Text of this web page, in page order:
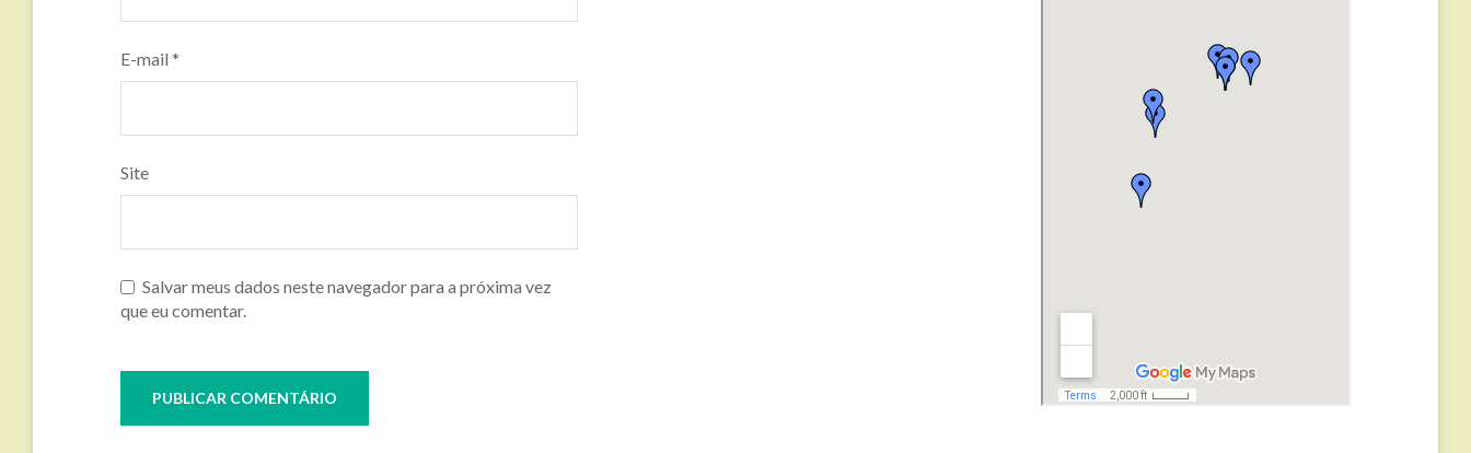
E-mail *
Site
Salvar meus dados neste navegador para a próxima vez
que eu comentar.